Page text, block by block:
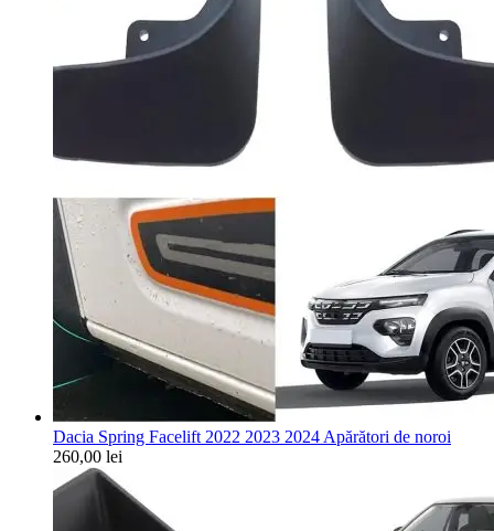
Dacia Spring Facelift 2022 2023 2024 Apărători de noroi
260,00 lei